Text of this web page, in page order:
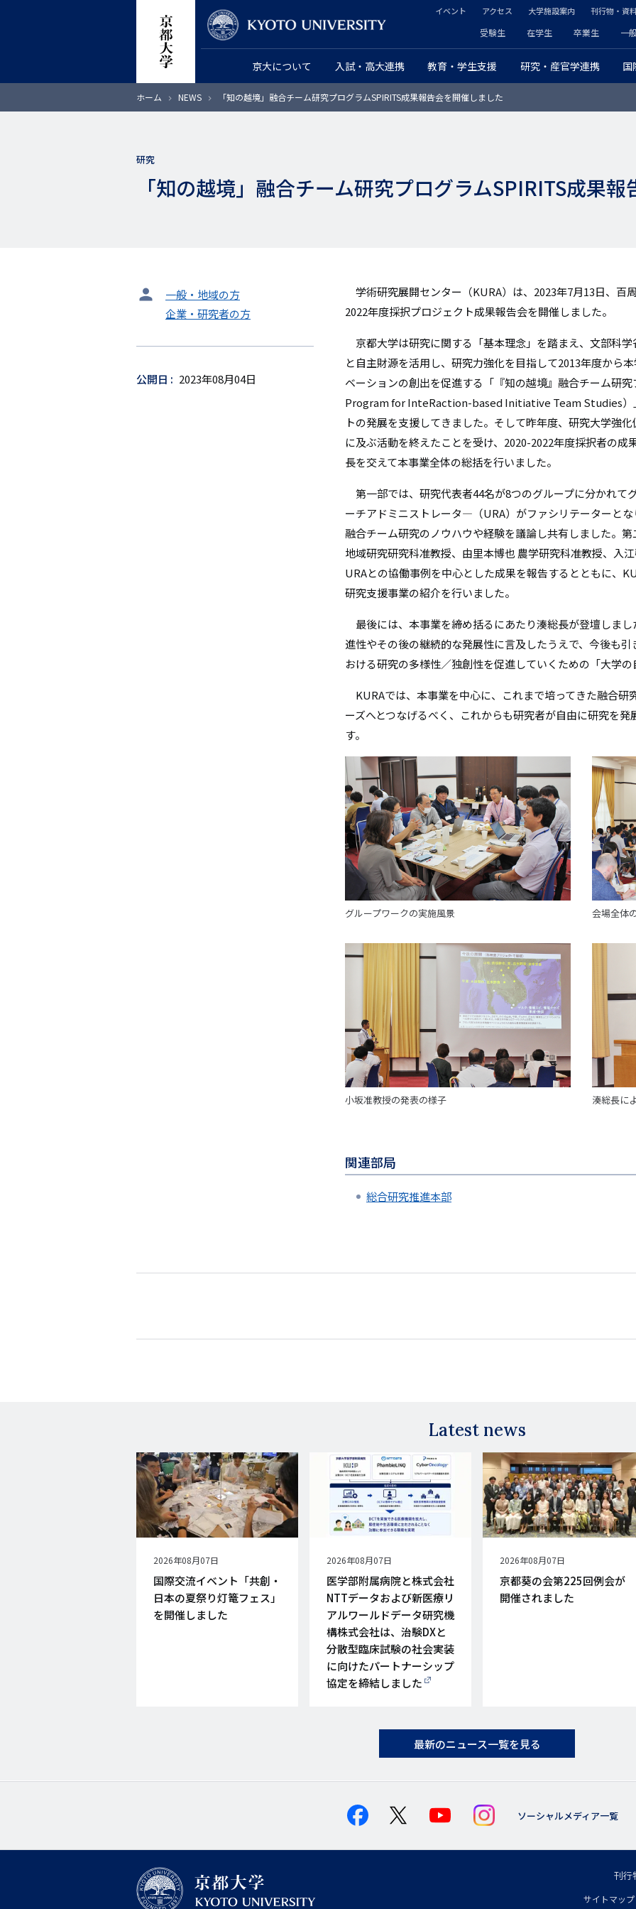
ン
京大について 入試・高大連携 教育・学生支援 研究・産官学連携 国
ヘ
ッ
ダ
ラ
リ
ー
リ
ン
ク
受験生 在学生 卒業生 一
ッ
ダ
ー
ン
ー
リ
ン
ク
イベント アクセス 大学施設案内 刊行物・資
ホーム NEWS 「知の越境」融合チーム研究プログラムSPIRITS成果報告会を開催しました
研究
「知の越境」融合チーム研究プログラムSPIRITS成果
タ
ト
一般・地域の方
企業・研究者の方
公開日 2023年08月04日
学術研究展開センター（KURA）は、2023年7月13日、百
2022年度採択プロジェクト成果報告会を開催しました。
京都大学は研究に関する「基本理念」を踏まえ、文部科
と自主財源を活用し、研究力強化を目指して2013年度から
ベーションの創出を促進する「『知の越境』融合チーム研
Program for InteRaction-based Initiative Team Studies）
トの発展を支援してきました。そして昨年度、研究大学強
に及ぶ活動を終えたことを受け、2020-2022年度採択者の成
長を交えて本事業全体の総括を行いました。
第一部では、研究代表者44名が8つのグループに分かれて
ーチアドミニストレータ―（URA）がファシリテーターと
融合チーム研究のノウハウや経験を議論し共有しました。
地域研究研究科准教授、由里本博也 農学研究科准教授、入
URAとの協働事例を中心とした成果を報告するとともに、
研究支援事業の紹介を行いました。
最後には、本事業を締め括るにあたり湊総長が登壇しま
進性やその後の継続的な発展性に言及したうえで、今後も
おける研究の多様性／独創性を促進していくための「大学
KURAでは、本事業を中心に、これまで培ってきた融合研
ーズへとつなげるべく、これからも研究者が自由に研究を
す。
グループワークの実施風景 会場全体
小坂准教授の発表の様子 湊総長に
関連部局
総合研究推進本部
Latest news
公
開
日
2026年08月07日
国際交流イベント「共創・
日本の夏祭り灯篭フェス」
を開催しました
公
開
日
2026年08月07日
医学部附属病院と株式会社
NTTデータおよび新医療リ
アルワールドデータ研究機
構株式会社は、治験DXと
分散型臨床試験の社会実装
に向けたパートナーシップ
協定を締結しました
公
開
日
2026年08月07日
京都葵の会第225回例会が
開催されました
最新のニュース一覧を見る
ソーシャルメディア一覧
フ
刊行
サイトマップ